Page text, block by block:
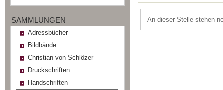
SAMMLUNGEN
Adressbücher
Bildbände
Christian von Schlözer
Druckschriften
Handschriften
An dieser Stelle stehen